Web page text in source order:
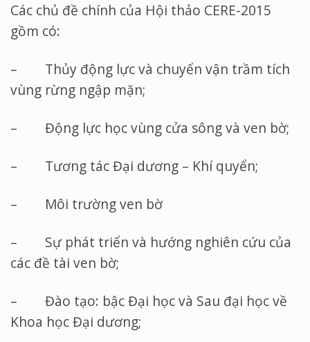
Các chủ đề chính của Hội thảo CERE-2015
gồm có:
– Thủy động lực và chuyển vận trầm tích
vùng rừng ngập mặn;
– Động lực học vùng cửa sông và ven bờ;
– Tương tác Đại dương – Khí quyển;
– Môi trường ven bờ
– Sự phát triển và hướng nghiên cứu của
các đề tài ven bờ;
– Đào tạo: bậc Đại học và Sau đại học về
Khoa học Đại dương;